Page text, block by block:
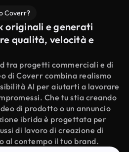
Coverr?
originali e generati
qualità, velocità e
tra progetti commerciali e di
di Coverr combina realismo
AI per aiutarti a lavorare
Che tu stia creando
di prodotto o un annuncio
ibrida è progettata per
di lavoro di creazione di
al contempo il tuo brand.